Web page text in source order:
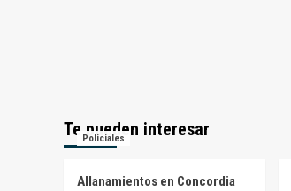
Te pueden interesar
Policiales
Allanamientos en Concordia